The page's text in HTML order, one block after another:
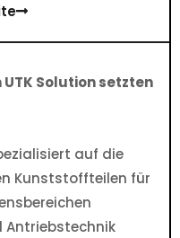
Solution setzten
auf die
Kunststoffteilen für
Antriebstechnik